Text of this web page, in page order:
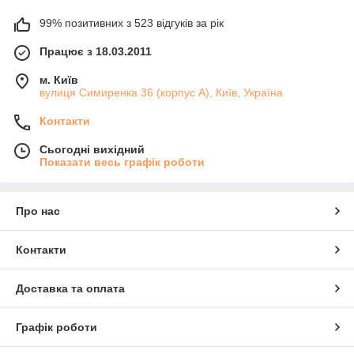
99% позитивних з 523 відгуків за рік
Працює з 18.03.2011
м. Київ
вулиця Симиренка 36 (корпус А), Київ, Україна
Контакти
Сьогодні вихідний
Показати весь графік роботи
Про нас
Контакти
Доставка та оплата
Графік роботи